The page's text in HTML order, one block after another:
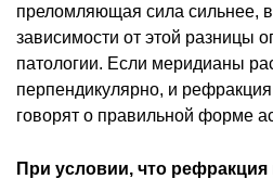
преломляющая сила сильнее,
зависимости от этой разницы
патологии. Если меридианы
перпендикулярно, и
говорят о правильной форме
При условии, что рефракция